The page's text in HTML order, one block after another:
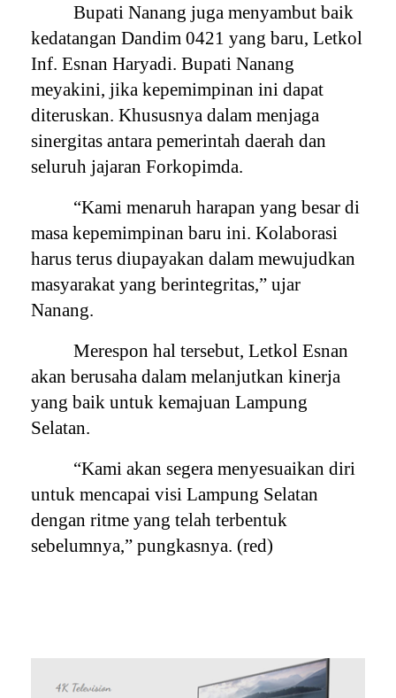
Bupati Nanang juga menyambut baik
kedatangan Dandim 0421 yang baru, Letkol
Inf. Esnan Haryadi. Bupati Nanang
meyakini, jika kepemimpinan ini dapat
diteruskan. Khususnya dalam menjaga
sinergitas antara pemerintah daerah dan
seluruh jajaran Forkopimda.
“Kami menaruh harapan yang besar di
masa kepemimpinan baru ini. Kolaborasi
harus terus diupayakan dalam mewujudkan
masyarakat yang berintegritas,” ujar
Nanang.
Merespon hal tersebut, Letkol Esnan
akan berusaha dalam melanjutkan kinerja
yang baik untuk kemajuan Lampung
Selatan.
“Kami akan segera menyesuaikan diri
untuk mencapai visi Lampung Selatan
dengan ritme yang telah terbentuk
sebelumnya,” pungkasnya. (red)